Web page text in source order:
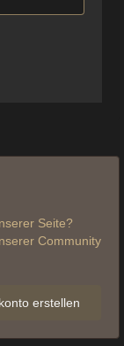
Seite?
Community
erstellen